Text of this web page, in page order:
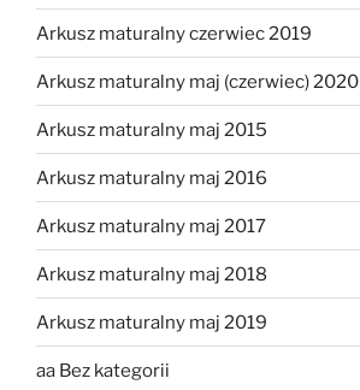
Arkusz maturalny czerwiec 2019
Arkusz maturalny maj (czerwiec) 2020
Arkusz maturalny maj 2015
Arkusz maturalny maj 2016
Arkusz maturalny maj 2017
Arkusz maturalny maj 2018
Arkusz maturalny maj 2019
aa Bez kategorii